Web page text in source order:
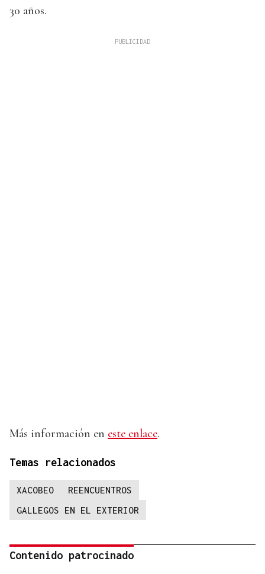
30 años.
Más información en este enlace.
Temas relacionados
XACOBEO
REENCUENTROS
GALLEGOS EN EL EXTERIOR
Contenido patrocinado